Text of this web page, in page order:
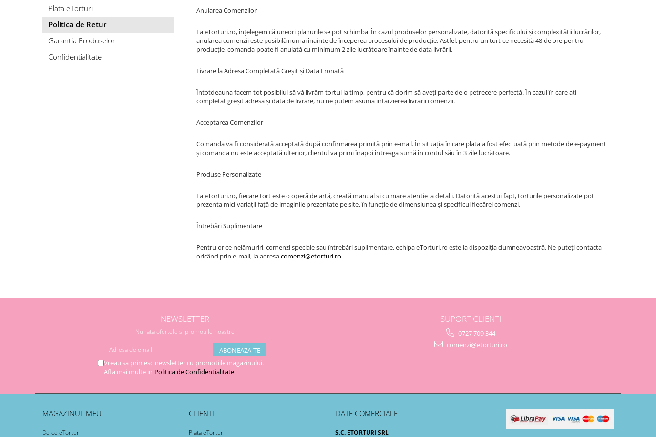
Torturi in frosting- crema pentru
Torturi cu flori
Anularea Comenzilor
La eTorturi.ro, înțelegem că uneori planurile se pot schimba. În cazul produselor personalizate, datorită specificului și complexității lucrărilor,
anularea comenzii este posibilă numai înainte de începerea procesului de producție. Astfel, pentru un tort ce necesită 48 de ore pentru
producție, comanda poate fi anulată cu minimum 2 zile lucrătoare înainte de data livrării.
Livrare la Adresa Completată Greșit și Data Eronată
Întotdeauna facem tot posibilul să vă livrăm tortul la timp, pentru că dorim să aveți parte de o petrecere perfectă. În cazul în care ați
completat greșit adresa și data de livrare, nu ne putem asuma întârzierea livrării comenzii.
Acceptarea Comenzilor
Comanda va fi considerată acceptată după confirmarea primită prin e-mail. În situația în care plata a fost efectuată prin metode de e-payment
și comanda nu este acceptată ulterior, clientul va primi înapoi întreaga sumă în contul său în 3 zile lucrătoare.
Produse Personalizate
La eTorturi.ro, fiecare tort este o operă de artă, creată manual și cu mare atenție la detalii. Datorită acestui fapt, torturile personalizate pot
prezenta mici variații față de imaginile prezentate pe site, în funcție de dimensiunea și specificul fiecărei comenzi.
Întrebări Suplimentare
Pentru orice nelămuriri, comenzi speciale sau întrebări suplimentare, echipa eTorturi.ro este la dispoziția dumneavoastră. Ne puteți contacta
oricând prin e-mail, la adresacomenzi@etorturi.ro.
Plata eTorturi
Politica de Retur
Garantia Produselor
Confidentialitate
NEWSLETTER
Nu rata ofertele si promotiile noastre
Vreau sa primesc newsletter cu promotiile magazinului.
Afla mai multe in Politica de Confidentialitate
SUPORT CLIENTI
0727 709 344
comenzi@etorturi.ro
MAGAZINUL MEU
De ce eTorturi
CLIENTI
Plata eTorturi
DATE COMERCIALE
S.C. ETORTURI SRL